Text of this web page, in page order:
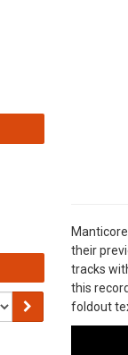
their
tracks
this
foldout